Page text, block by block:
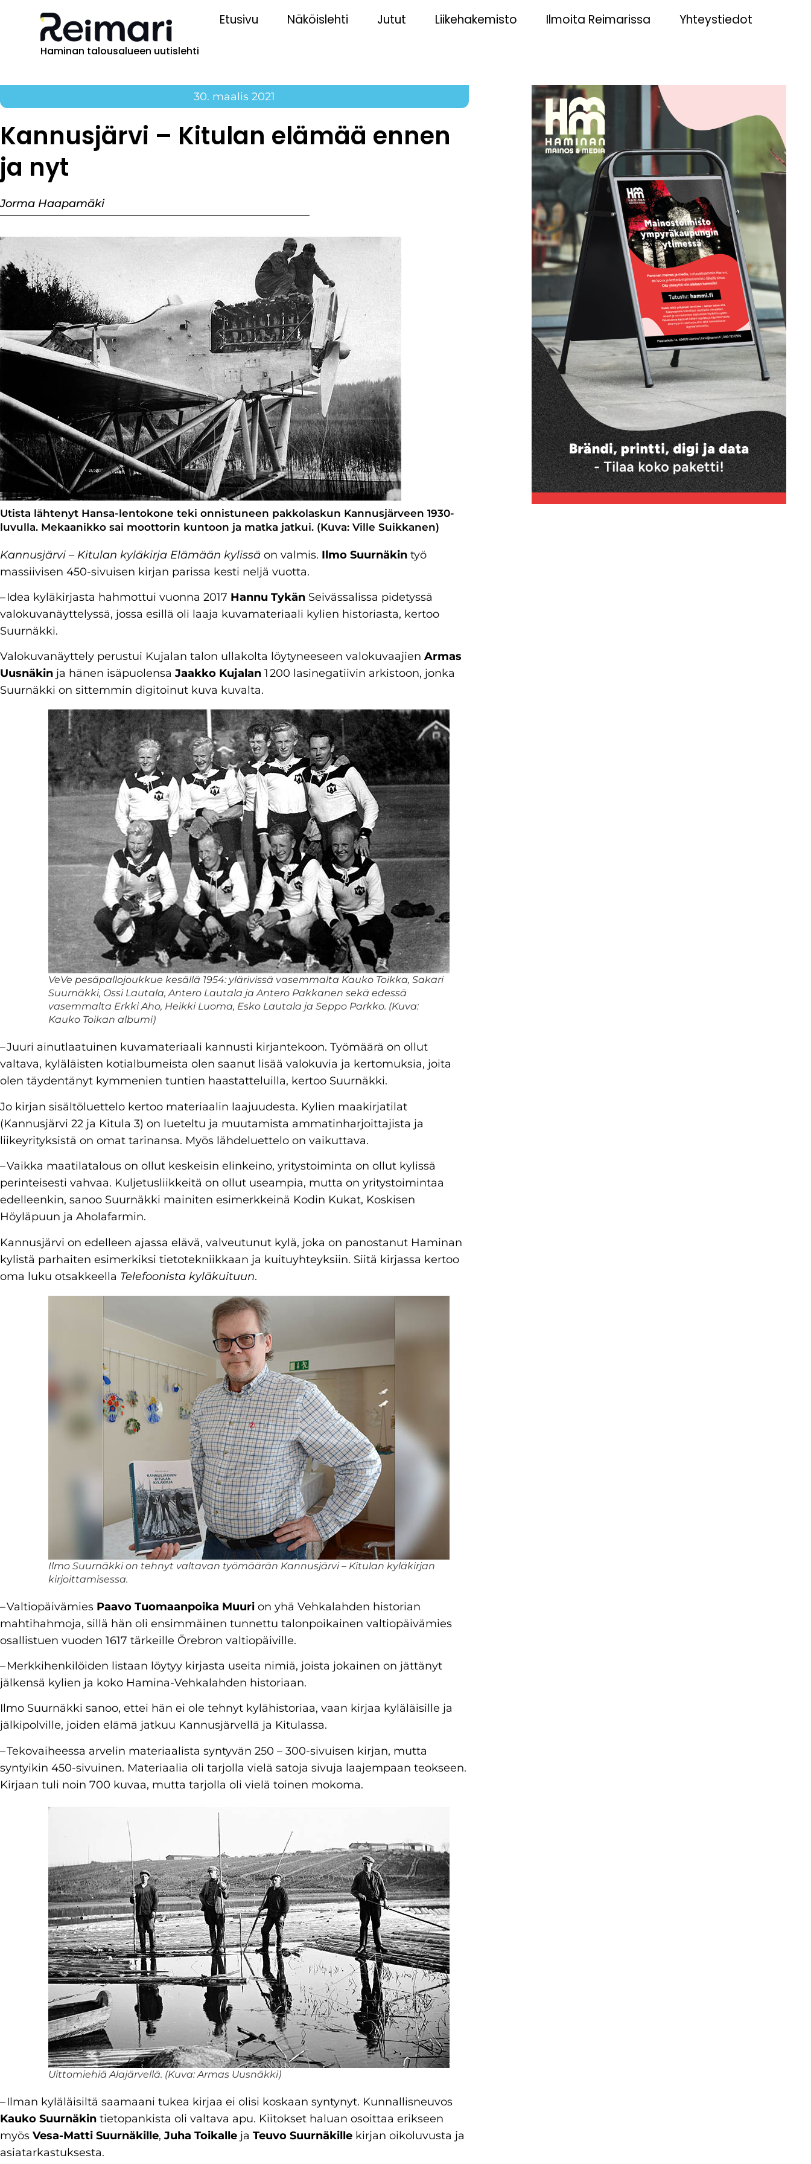
Haminan talousalueen uutislehti
Etusivu Näköislehti Jutut Liikehakemisto Ilmoita Reimarissa Yhteystiedot
30. maalis 2021
Kannusjärvi – Kitulan elämää ennen
ja nyt
Jorma Haapamäki
Utista lähtenyt Hansa-lentokone teki onnistuneen pakkolaskun Kannusjärveen 1930-
luvulla. Mekaanikko sai moottorin kuntoon ja matka jatkui. (Kuva: Ville Suikkanen)
Kannusjärvi – Kitulan kyläkirja Elämään kylissä on valmis. Ilmo Suurnäkin työ
massiivisen 450-sivuisen kirjan parissa kesti neljä vuotta.
– Idea kyläkirjasta hahmottui vuonna 2017 Hannu Tykän Seivässalissa pidetyssä
valokuvanäyttelyssä, jossa esillä oli laaja kuvamateriaali kylien historiasta, kertoo
Suurnäkki.
Valokuvanäyttely perustui Kujalan talon ullakolta löytyneeseen valokuvaajien Armas
Uusnäkin ja hänen isäpuolensaJaakko Kujalan 1 200 lasinegatiivin arkistoon, jonka
Suurnäkki on sittemmin digitoinut kuva kuvalta.
VeVe pesäpallojoukkue kesällä 1954: ylärivissä vasemmalta Kauko Toikka, Sakari
Suurnäkki, Ossi Lautala, Antero Lautala ja Antero Pakkanen sekä edessä
vasemmalta Erkki Aho, Heikki Luoma, Esko Lautala ja Seppo Parkko. (Kuva:
Kauko Toikan albumi)
– Juuri ainutlaatuinen kuvamateriaali kannusti kirjantekoon. Työmäärä on ollut
valtava, kyläläisten kotialbumeista olen saanut lisää valokuvia ja kertomuksia, joita
olen täydentänyt kymmenien tuntien haastatteluilla, kertoo Suurnäkki.
Jo kirjan sisältöluettelo kertoo materiaalin laajuudesta. Kylien maakirjatilat
(Kannusjärvi 22 ja Kitula 3) on lueteltu ja muutamista ammatinharjoittajista ja
liikeyrityksistä on omat tarinansa. Myös lähdeluettelo on vaikuttava.
– Vaikka maatilatalous on ollut keskeisin elinkeino, yritystoiminta on ollut kylissä
perinteisesti vahvaa. Kuljetusliikkeitä on ollut useampia, mutta on yritystoimintaa
edelleenkin, sanoo Suurnäkki mainiten esimerkkeinä Kodin Kukat, Koskisen
Höyläpuun ja Aholafarmin.
Kannusjärvi on edelleen ajassa elävä, valveutunut kylä, joka on panostanut Haminan
kylistä parhaiten esimerkiksi tietotekniikkaan ja kuituyhteyksiin. Siitä kirjassa kertoo
oma luku otsakkeella Telefoonista kyläkuituun.
Ilmo Suurnäkki on tehnyt valtavan työmäärän Kannusjärvi – Kitulan kyläkirjan
kirjoittamisessa.
– Valtiopäivämies Paavo Tuomaanpoika Muuri on yhä Vehkalahden historian
mahtihahmoja, sillä hän oli ensimmäinen tunnettu talonpoikainen valtiopäivämies
osallistuen vuoden 1617 tärkeille Örebron valtiopäiville.
– Merkkihenkilöiden listaan löytyy kirjasta useita nimiä, joista jokainen on jättänyt
jälkensä kylien ja koko Hamina-Vehkalahden historiaan.
Ilmo Suurnäkki sanoo, ettei hän ei ole tehnyt kylähistoriaa, vaan kirjaa kyläläisille ja
jälkipolville, joiden elämä jatkuu Kannusjärvellä ja Kitulassa.
– Tekovaiheessa arvelin materiaalista syntyvän 250 – 300-sivuisen kirjan, mutta
syntyikin 450-sivuinen. Materiaalia oli tarjolla vielä satoja sivuja laajempaan teokseen.
Kirjaan tuli noin 700 kuvaa, mutta tarjolla oli vielä toinen mokoma.
Uittomiehiä Alajärvellä. (Kuva: Armas Uusnäkki)
– Ilman kyläläisiltä saamaani tukea kirjaa ei olisi koskaan syntynyt. Kunnallisneuvos
Kauko Suurnäkin tietopankista oli valtava apu. Kiitokset haluan osoittaa erikseen
myös Vesa-Matti Suurnäkille,Juha Toikalle ja Teuvo Suurnäkille kirjan oikoluvusta ja
asiatarkastuksesta.